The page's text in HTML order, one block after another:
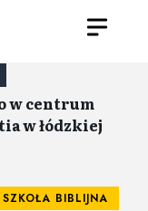
w centrum
w łódzkiej
SZKOŁA BIBLIJNA